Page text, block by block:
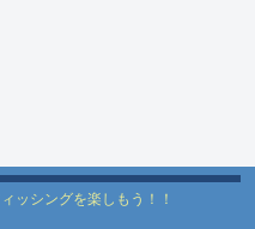
ッシングを楽しもう！！